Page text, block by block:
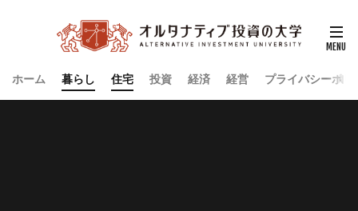
ホーム 暮らし 住宅 投資 経済 経営 プライバシーポリ